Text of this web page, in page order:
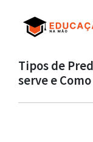
Tipos de
serve e